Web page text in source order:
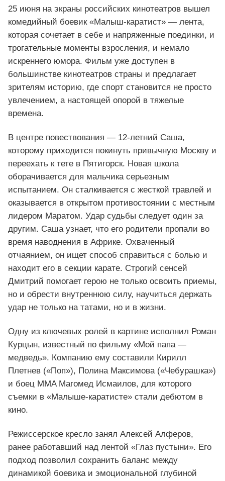
25 июня на экраны российских кинотеатров вышел
комедийный боевик «Малыш‑каратист» — лента,
которая сочетает в себе и напряженные поединки, и
трогательные моменты взросления, и немало
искреннего юмора. Фильм уже доступен в
большинстве кинотеатров страны и предлагает
зрителям историю, где спорт становится не просто
увлечением, а настоящей опорой в тяжелые
времена.
В центре повествования — 12‑летний Саша,
которому приходится покинуть привычную Москву и
переехать к тете в Пятигорск. Новая школа
оборачивается для мальчика серьезным
испытанием. Он сталкивается с жесткой травлей и
оказывается в открытом противостоянии с местным
лидером Маратом. Удар судьбы следует один за
другим. Саша узнает, что его родители пропали во
время наводнения в Африке. Охваченный
отчаянием, он ищет способ справиться с болью и
находит его в секции карате. Строгий сенсей
Дмитрий помогает герою не только освоить приемы,
но и обрести внутреннюю силу, научиться держать
удар не только на татами, но и в жизни.
Одну из ключевых ролей в картине исполнил Роман
Курцын, известный по фильму «Мой папа —
медведь». Компанию ему составили Кирилл
Плетнев («Поп»), Полина Максимова («Чебурашка»)
и боец MMA Магомед Исмаилов, для которого
съемки в «Малыше‑каратисте» стали дебютом в
кино.
Режиссерское кресло занял Алексей Алферов,
ранее работавший над лентой «Глаз пустыни». Его
подход позволил сохранить баланс между
динамикой боевика и эмоциональной глубиной